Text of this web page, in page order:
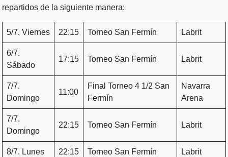
repartidos de la siguiente manera:
5/7. Viernes 22:15 Torneo San Fermín Labrit
6/7.
Sábado
17:15 Torneo San Fermín Labrit
7/7.
Domingo
11:00
Final Torneo 4 1/2 San
Fermín
Navarra
Arena
7/7.
Domingo
22:15 Torneo San Fermín Labrit
8/7. Lunes 22:15 Torneo San Fermín Labrit